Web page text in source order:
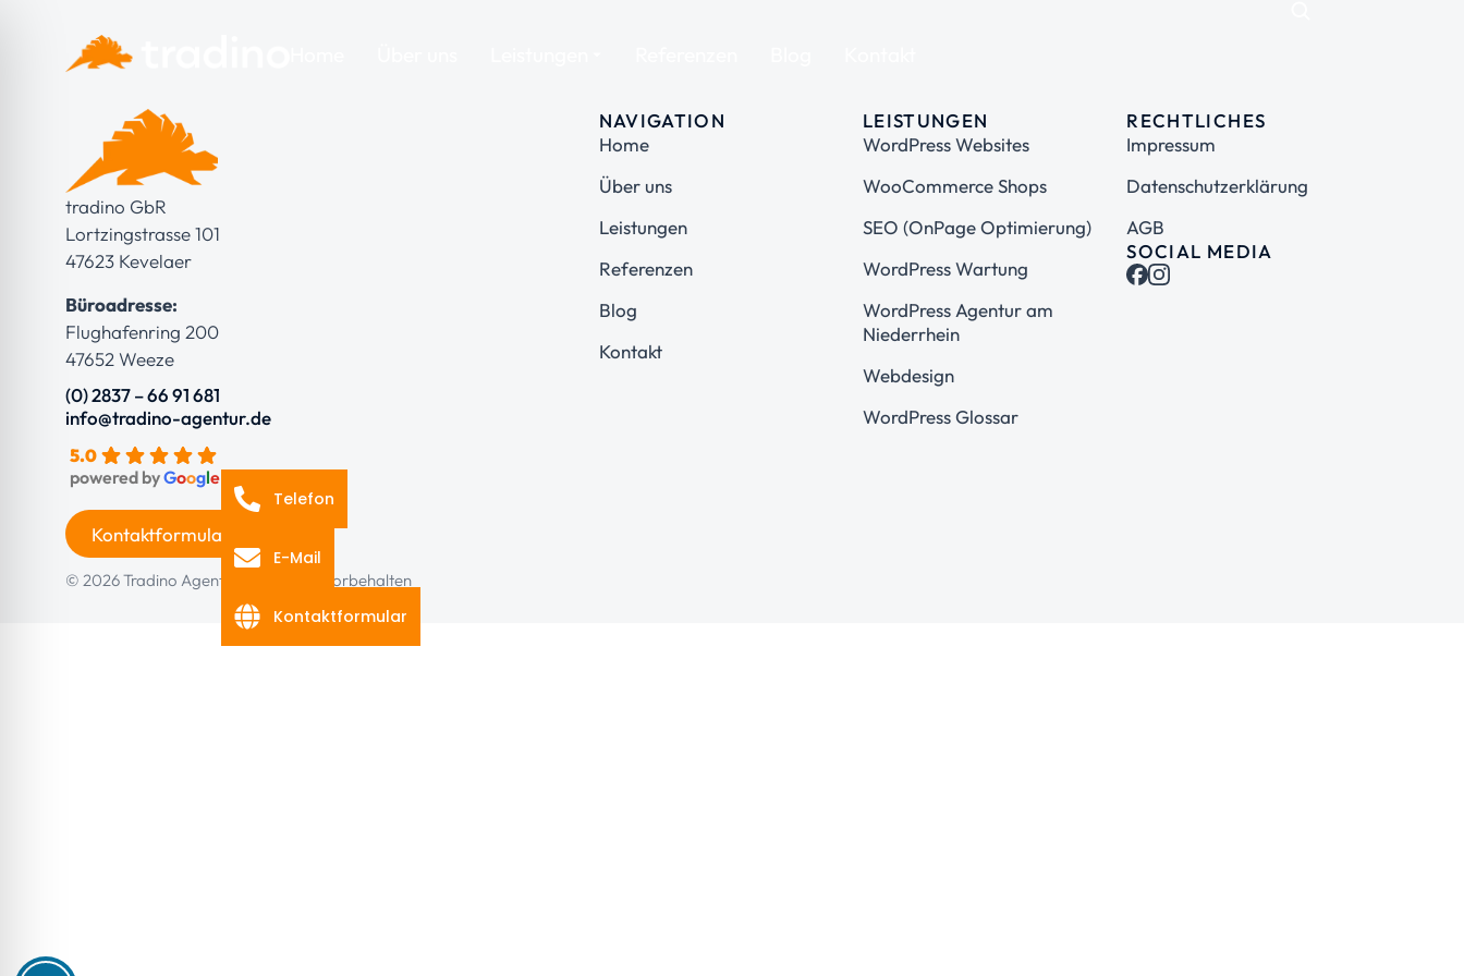
tradino GbR
Lortzingstrasse 101
47623 Kevelaer
Büroadresse:
Flughafenring 200
47652 Weeze
(0) 2837 – 66 91 681
info@tradino-agentur.de
5.0
powered byGoogle
Kontaktformular
NAVIGATION
Home
Über uns
Leistungen
Referenzen
Blog
Kontakt
LEISTUNGEN
WordPress Websites
WooCommerce Shops
SEO (OnPage Optimierung)
WordPress Wartung
WordPress Agentur am
Niederrhein
Webdesign
WordPress Glossar
RECHTLICHES
Impressum
Datenschutzerklärung
AGB
SOCIAL MEDIA
© 2026 Tradino Agentur Alle Rechte vorbehalten
Telefon
E-Mail
Kontaktformular